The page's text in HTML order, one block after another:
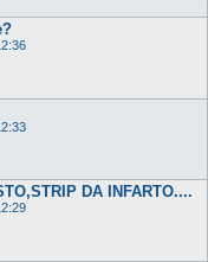
DA INFARTO....